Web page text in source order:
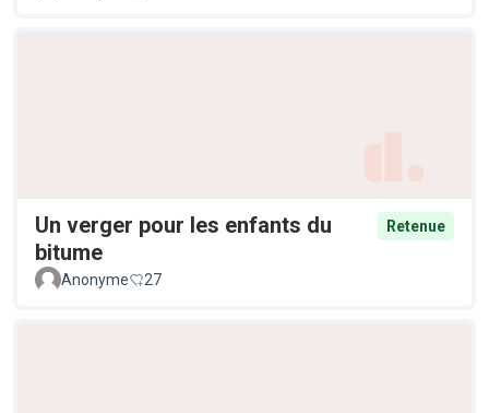
Un verger pour les enfants du
bitume
Retenue
Anonyme 27